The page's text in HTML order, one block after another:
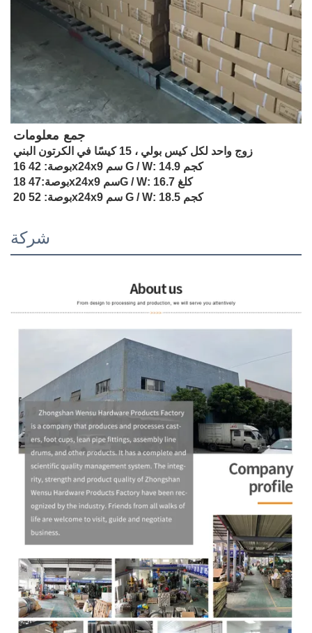
جمع معلومات
زوج واحد لكل كيس بولي ، 15 كيسًا في الكرتون البني
16 بوصة: 42x24x9 سم G / W: 14.9 كجم
18 بوصة:
47x24x9 سم
G / W: 16.7 كلغ
20 بوصة: 52x24x9 سم G / W: 18.5 كجم
شركة